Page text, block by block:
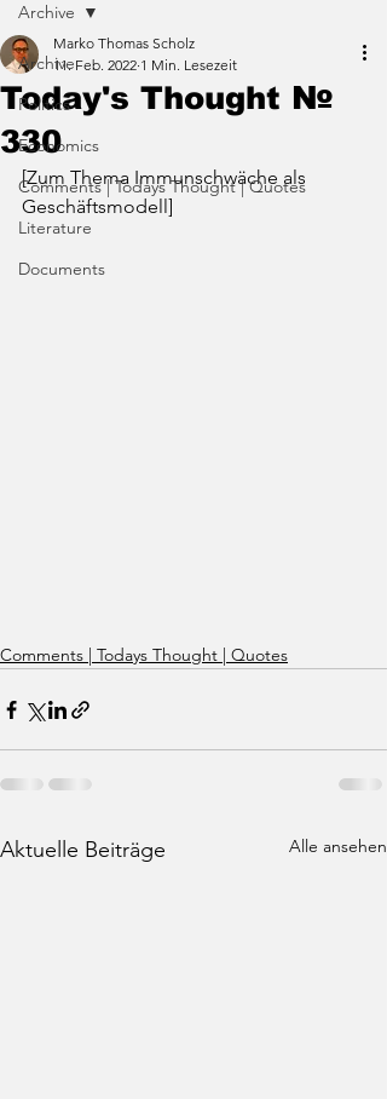
Archive
Politics
Economics
Comments | Todays Thought | Quotes
Literature
Documents
Archive
Today's Thought №
330
Marko Thomas Scholz
11. Feb. 2022 1 Min. Lesezeit
[Zum Thema Immunschwäche als
Geschäftsmodell]
Comments | Todays Thought | Quotes
Aktuelle Beiträge Alle ansehen